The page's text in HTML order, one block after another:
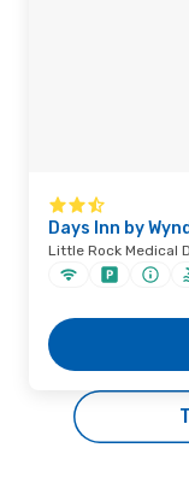
Days Inn by
Little Rock Medical